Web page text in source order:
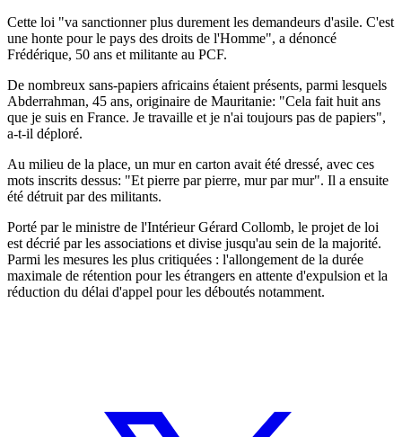
Cette loi "va sanctionner plus durement les demandeurs d'asile. C'est
une honte pour le pays des droits de l'Homme", a dénoncé
Frédérique, 50 ans et militante au PCF.
De nombreux sans-papiers africains étaient présents, parmi lesquels
Abderrahman, 45 ans, originaire de Mauritanie: "Cela fait huit ans
que je suis en France. Je travaille et je n'ai toujours pas de papiers",
a-t-il déploré.
Au milieu de la place, un mur en carton avait été dressé, avec ces
mots inscrits dessus: "Et pierre par pierre, mur par mur". Il a ensuite
été détruit par des militants.
Porté par le ministre de l'Intérieur Gérard Collomb, le projet de loi
est décrié par les associations et divise jusqu'au sein de la majorité.
Parmi les mesures les plus critiquées : l'allongement de la durée
maximale de rétention pour les étrangers en attente d'expulsion et la
réduction du délai d'appel pour les déboutés notamment.